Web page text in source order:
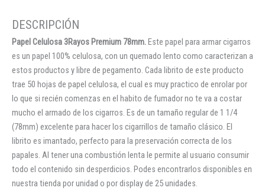
Papel Celulosa 3Rayos Premium 78mm. Este papel para armar cigarros
es un papel 100% celulosa, con un quemado lento como caracterizan a
estos productos y libre de pegamento. Cada librito de este producto
trae 50 hojas de papel celulosa, el cual es muy practico de enrolar por
lo que si recién comenzas en el habito de fumador no te va a costar
mucho el armado de los cigarros. Es de un tamaño regular de 1 1/4
(78mm) excelente para hacer los cigarrillos de tamaño clásico. El
librito es imantado, perfecto para la preservación correcta de los
papales. Al tener una combustión lenta le permite al usuario consumir
todo el contenido sin desperdicios. Podes encontrarlos disponibles en
nuestra tienda por unidad o por display de 25 unidades.